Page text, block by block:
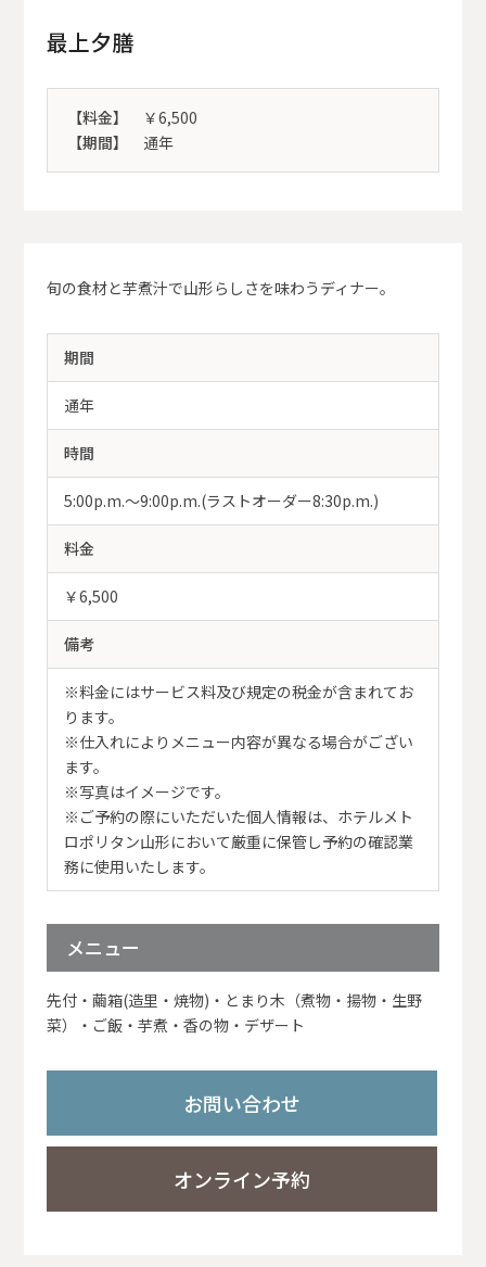
最上夕膳
【料金】
￥6,500
【期間】
通年
旬の食材と芋煮汁で山形らしさを味わうディナー。
期間
通年
時間
5:00p.m.～9:00p.m.(ラストオーダー8:30p.m.)
料金
￥6,500
備考
※料金にはサービス料及び規定の税金が含まれてお
ります。
※仕入れによりメニュー内容が異なる場合がござい
ます。
※写真はイメージです。
※ご予約の際にいただいた個人情報は、ホテルメト
ロポリタン山形において厳重に保管し予約の確認業
務に使用いたします。
メニュー
先付・繭箱(造里・焼物)・とまり木（煮物・揚物・生野
菜）・ご飯・芋煮・香の物・デザート
お問い合わせ
オンライン予約